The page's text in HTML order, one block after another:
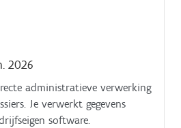
en andere
met klanten over
van facturen,
partners om leveringen
Behandelen van
2026
administratieve verwerking
Je verwerkt gegevens
software.